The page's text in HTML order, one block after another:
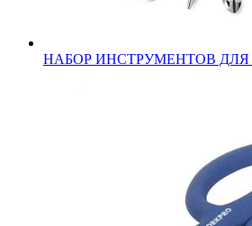
НАБОР ИНСТРУМЕНТОВ ДЛЯ